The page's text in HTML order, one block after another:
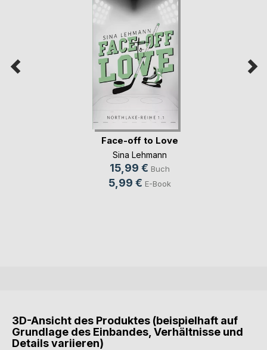
Face-off to Love
Sina Lehmann
15,99 € Buch
5,99 € E-Book
3D-Ansicht des Produktes (beispielhaft auf
Grundlage des Einbandes, Verhältnisse und
Details variieren)